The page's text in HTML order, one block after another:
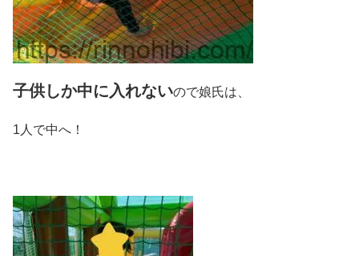
子供しか中に入れないので娘氏は、
1人で中へ！